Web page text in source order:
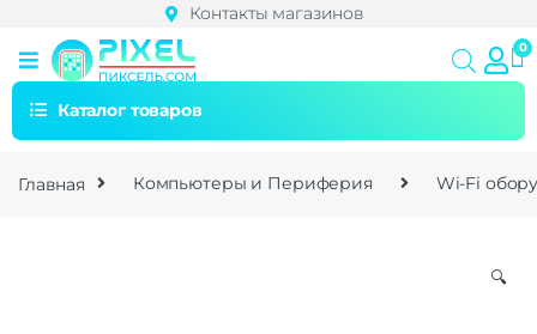
Контакты магазинов
Каталог товаров
Главная Компьютеры и Периферия Wi-Fi
🔍